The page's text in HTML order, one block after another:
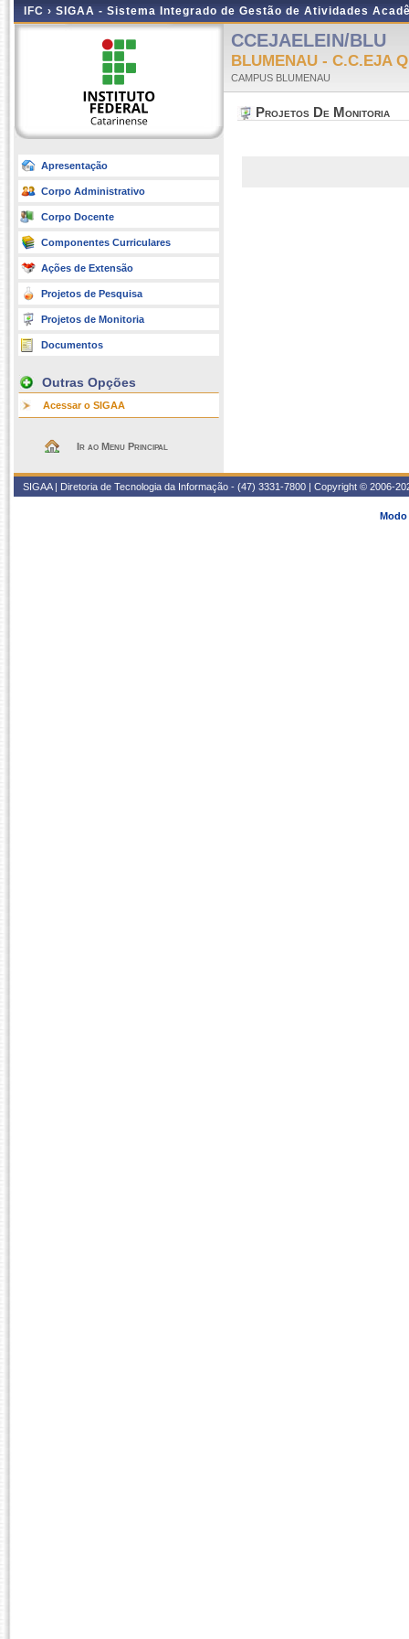
IFC › SIGAA - Sistema Integrado de Gestão de Atividades
Apresentação
Corpo Administrativo
Corpo Docente
Componentes Curriculares
Ações de Extensão
Projetos de Pesquisa
Projetos de Monitoria
Documentos
Outras Opções
Acessar o SIGAA
Ir ao Menu Principal
CCEJAELEIN/BLU
BLUMENAU - C.C.EJA
CAMPUS BLUMENAU
Projetos De Monitoria
SIGAA | Diretoria de Tecnologia da Informação - (47) 3331-7800 | Copyright © 2006-
Modo